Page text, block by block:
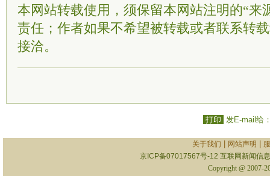
本网站转载使用，须保留本网站注明的“来
责任；作者如果不希望被转载或者联系转
接洽。
打印 发E-mail给
关于我们 网站声明
京ICP备07017567号-12 互联网新闻信
Copyright @ 2007-